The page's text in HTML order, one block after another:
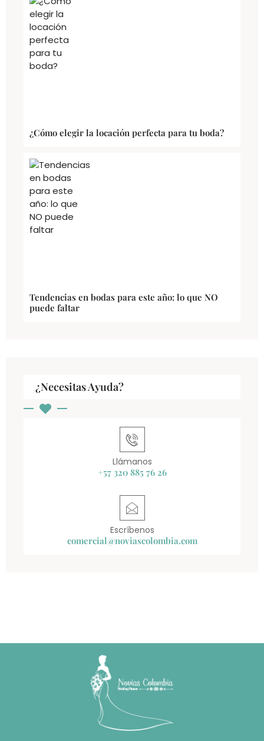
¿Cómo elegir la locación perfecta para tu boda?
Tendencias en bodas para este año: lo que NO
puede faltar
¿Necesitas Ayuda?
Llámanos
+57 320 885 76 26
Escríbenos
comercial@noviascolombia.com